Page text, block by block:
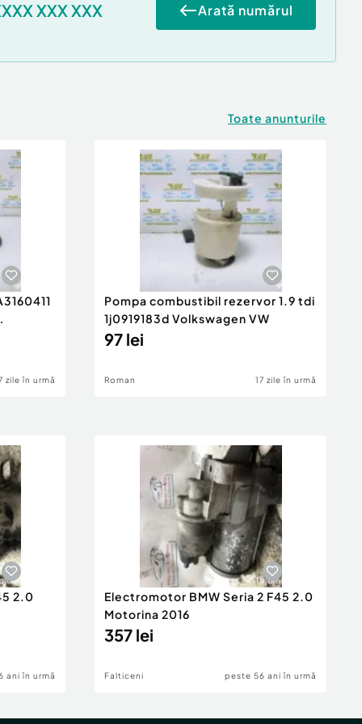
XXX XXX Arată numărul
Toate anunturile
zile în urmă
Pompa combustibil rezervor 1.9 tdi
1j0919183d Volkswagen VW
97 lei
Roman 17 zile în urmă
2.0
ani în urmă
Electromotor BMW Seria 2 F45 2.0
Motorina 2016
357 lei
Falticeni peste 56 ani în urmă